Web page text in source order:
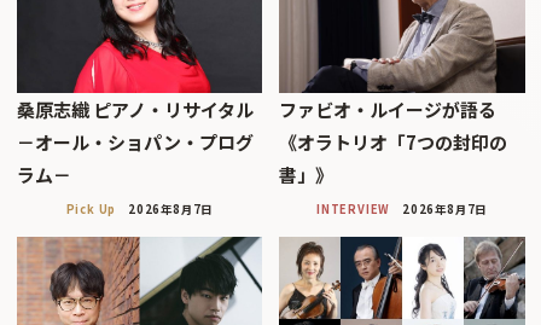
桑原志織 ピアノ・リサイタル
－オール・ショパン・プログ
ラム－
Pick Up 2026年8月7日
ファビオ・ルイージが語る
《オラトリオ「7つの封印の
書」》
INTERVIEW 2026年8月7日